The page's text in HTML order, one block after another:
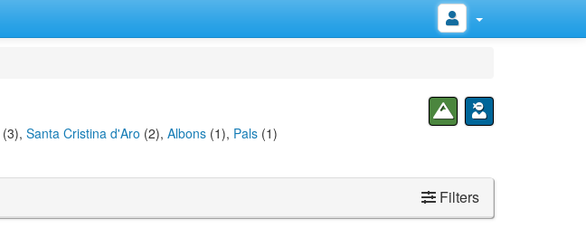
(3), Santa Cristina d'Aro (2), Albons (1), Pals (1)
Filters